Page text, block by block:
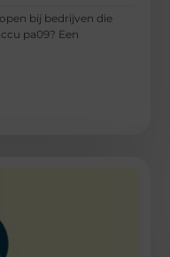
bij bedrijven die
pa09? Een